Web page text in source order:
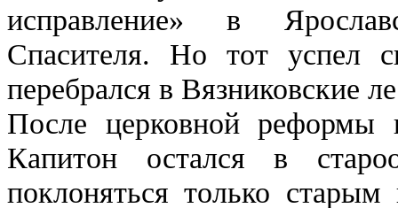
исправление» в
Спасителя. Но тот успел
перебрался в Вязниковские
После церковной реформы
Капитон остался в
поклоняться только